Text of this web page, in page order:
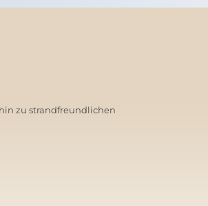
zu strandfreundlichen